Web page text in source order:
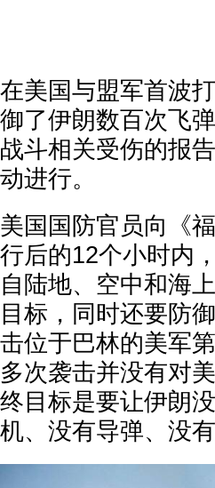
在美国与盟军首波
御了伊朗数百次飞
战斗相关受伤的报
动进行。
美国国防官员向《
行后的12个小时内
自陆地、空中和海
目标，同时还要防
击位于巴林的美军
多次袭击并没有对
终目标是要让伊朗
机、没有导弹、没有